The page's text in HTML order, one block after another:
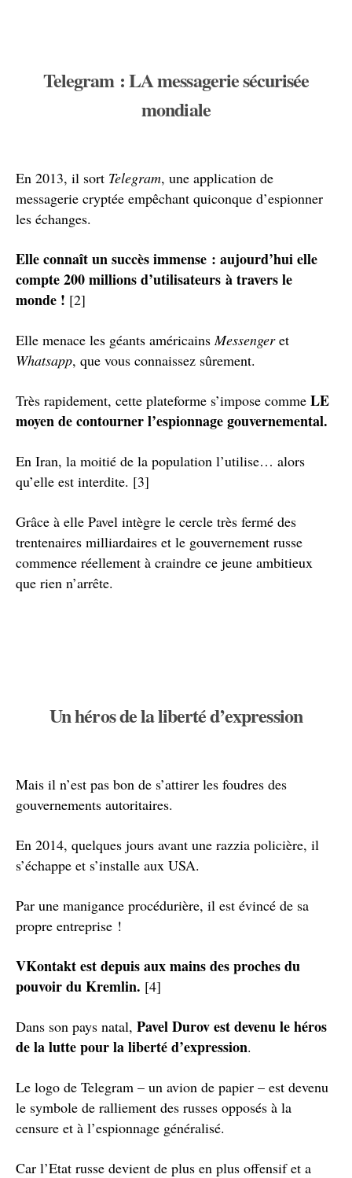
Telegram : LA messagerie sécurisée
mondiale
En 2013, il sort Telegram, une application de
messagerie cryptée empêchant quiconque d’espionner
les échanges.
Elle connaît un succès immense : aujourd’hui elle
compte 200 millions d’utilisateurs à travers le
monde ! [2]
Elle menace les géants américainsMessengeret
Whatsapp, que vous connaissez sûrement.
Très rapidement, cette plateforme s’impose comme LE
moyen de contourner l’espionnage gouvernemental.
En Iran, la moitié de la population l’utilise… alors
qu’elle est interdite. [3]
Grâce à elle Pavel intègre le cercle très fermé des
trentenaires milliardaires et le gouvernement russe
commence réellement à craindre ce jeune ambitieux
que rien n’arrête.
Un héros de la liberté d’expression
Mais il n’est pas bon de s’attirer les foudres des
gouvernements autoritaires.
En 2014, quelques jours avant une razzia policière, il
s’échappe et s’installe aux USA.
Par une manigance procédurière, il est évincé de sa
propre entreprise !
VKontakt est depuis aux mains des proches du
pouvoir du Kremlin. [4]
Dans son pays natal, Pavel Durov est devenu le héros
de la lutte pour la liberté d’expression.
Le logo de Telegram – un avion de papier – est devenu
le symbole de ralliement des russes opposés à la
censure et à l’espionnage généralisé.
Car l’Etat russe devient de plus en plus offensif et a